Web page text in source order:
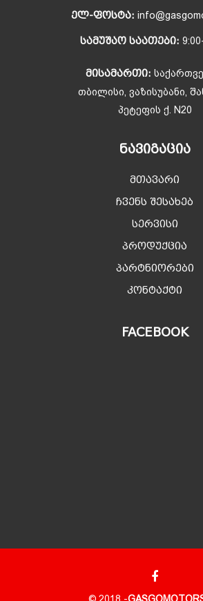
ᲔᲚ-ᲤᲝᲡᲢᲐ:
ᲡᲐᲛᲣᲨᲐᲝ ᲡᲐᲐᲗᲔᲑᲘ:
ᲛᲘᲡᲐᲛᲐᲠᲗᲘ:
თბილისი, ვაზისუბანი,
პეტეფის ქ. N20
ᲜᲐᲕᲘᲒᲐᲪᲘᲐ
მთავარი
ჩვენს შესახებ
სერვისი
პროდუქცია
პარტნიორები
კონტაქტი
FACEBOOK